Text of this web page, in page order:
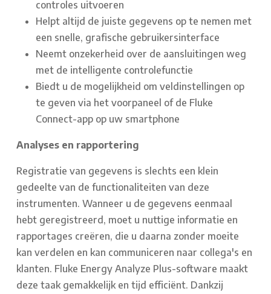
controles uitvoeren
Helpt altijd de juiste gegevens op te nemen met
een snelle, grafische gebruikersinterface
Neemt onzekerheid over de aansluitingen weg
met de intelligente controlefunctie
Biedt u de mogelijkheid om veldinstellingen op
te geven via het voorpaneel of de Fluke
Connect-app op uw smartphone
Analyses en rapportering
Registratie van gegevens is slechts een klein
gedeelte van de functionaliteiten van deze
instrumenten. Wanneer u de gegevens eenmaal
hebt geregistreerd, moet u nuttige informatie en
rapportages creëren, die u daarna zonder moeite
kan verdelen en kan communiceren naar collega's en
klanten. Fluke Energy Analyze Plus-software maakt
deze taak gemakkelijk en tijd efficiënt. Dankzij